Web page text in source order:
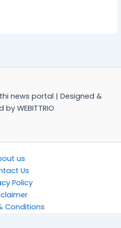
news portal | Designed &
WEBITTRIO
us
Us
Policy
Conditions